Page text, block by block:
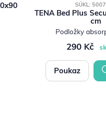
SÚKL:
TENA Bed Plus
cm
Podložky
290 Kč
Poukaz